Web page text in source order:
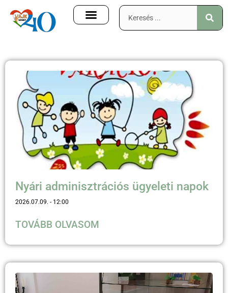
Nyári adminisztrációs ügyeleti napok
2026.07.09. 12:00
TOVÁBB OLVASOM